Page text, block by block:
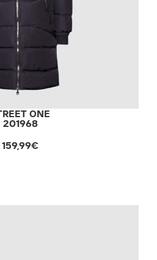
ONE
201968
159,99€